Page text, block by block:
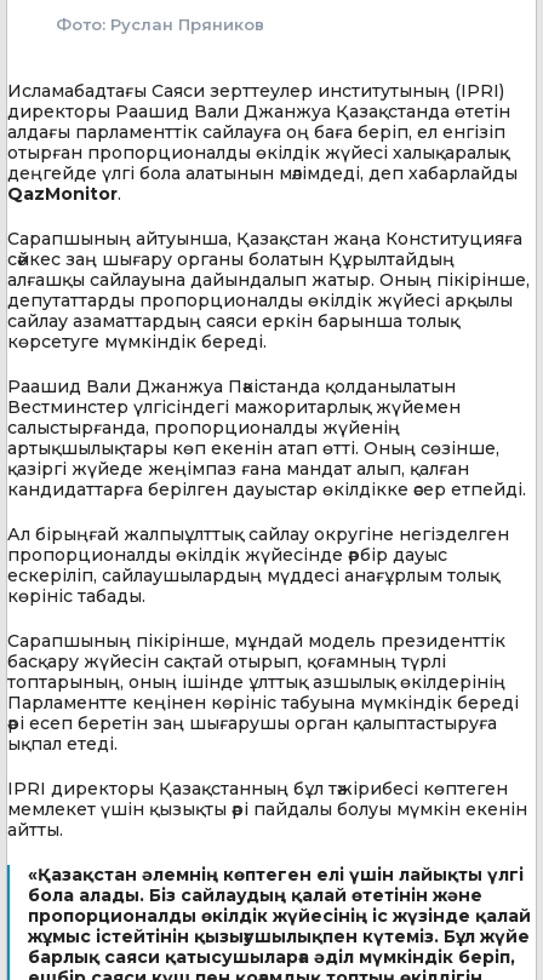
Фото: Руслан Пряников
Исламабадтағы Саяси зерттеулер институтының (IPRI)
директоры Раашид Вали Джанжуа Қазақстанда өтетін
алдағы парламенттік сайлауға оң баға беріп, ел енгізіп
отырған пропорционалды өкілдік жүйесі халықаралық
деңгейде үлгі бола алатынын мәлімдеді, деп хабарлайды
QazMonitor.
Сарапшының айтуынша, Қазақстан жаңа Конституцияға
сәйкес заң шығару органы болатын Құрылтайдың
алғашқы сайлауына дайындалып жатыр. Оның пікірінше,
депутаттарды пропорционалды өкілдік жүйесі арқылы
сайлау азаматтардың саяси еркін барынша толық
көрсетуге мүмкіндік береді.
Раашид Вали Джанжуа Пәкістанда қолданылатын
Вестминстер үлгісіндегі мажоритарлық жүйемен
салыстырғанда, пропорционалды жүйенің
артықшылықтары көп екенін атап өтті. Оның сөзінше,
қазіргі жүйеде жеңімпаз ғана мандат алып, қалған
кандидаттарға берілген дауыстар өкілдікке әсер етпейді.
Ал бірыңғай жалпыұлттық сайлау округіне негізделген
пропорционалды өкілдік жүйесінде әрбір дауыс
ескеріліп, сайлаушылардың мүддесі анағұрлым толық
көрініс табады.
Сарапшының пікірінше, мұндай модель президенттік
басқару жүйесін сақтай отырып, қоғамның түрлі
топтарының, оның ішінде ұлттық азшылық өкілдерінің
Парламентте кеңінен көрініс табуына мүмкіндік береді
әрі есеп беретін заң шығарушы орган қалыптастыруға
ықпал етеді.
IPRI директоры Қазақстанның бұл тәжірибесі көптеген
мемлекет үшін қызықты әрі пайдалы болуы мүмкін екенін
айтты.
«Қазақстан әлемнің көптеген елі үшін лайықты үлгі
бола алады. Біз сайлаудың қалай өтетінін және
пропорционалды өкілдік жүйесінің іс жүзінде қалай
жұмыс істейтінін қызығушылықпен күтеміз. Бұл жүйе
барлық саяси қатысушыларға әділ мүмкіндік беріп,